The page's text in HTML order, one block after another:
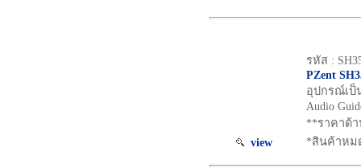
view
รหัส :
PZent
อุปกรณ์เป็
Audio
**ราคาด้
*สินค้าหม